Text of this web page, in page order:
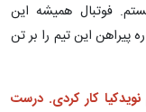
فوتبال همیشه این
پیراهن این تیم را بر تن
کار کردی. درست